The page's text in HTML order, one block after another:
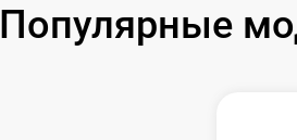
Популярные